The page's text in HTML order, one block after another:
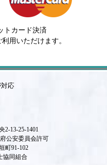
トカード決済
用いただけます。
応
2-13-25-1401
府公安委員会許可
町91-102
協同組合